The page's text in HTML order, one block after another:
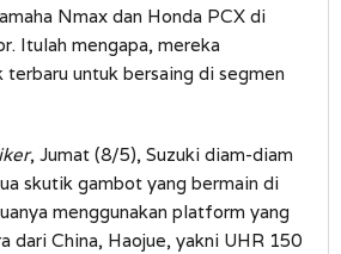
Nmax dan Honda PCX di
Itulah mengapa, mereka
terbaru untuk bersaing di segmen
, Jumat (8/5), Suzuki diam-diam
skutik gambot yang bermain di
menggunakan platform yang
dari China, Haojue, yakni UHR 150